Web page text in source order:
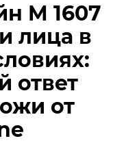
M 1607
лица в
ответ
от